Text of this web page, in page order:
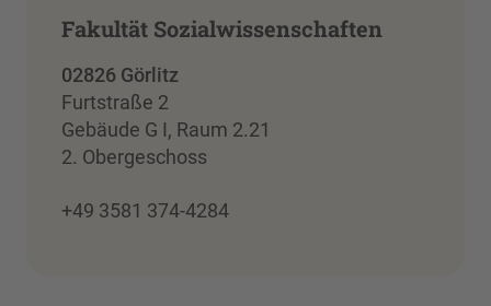
Fakultät Sozialwissenschaften
02826 Görlitz
Furtstraße 2
Gebäude G I, Raum 2.21
2. Obergeschoss
+49 3581 374-4284